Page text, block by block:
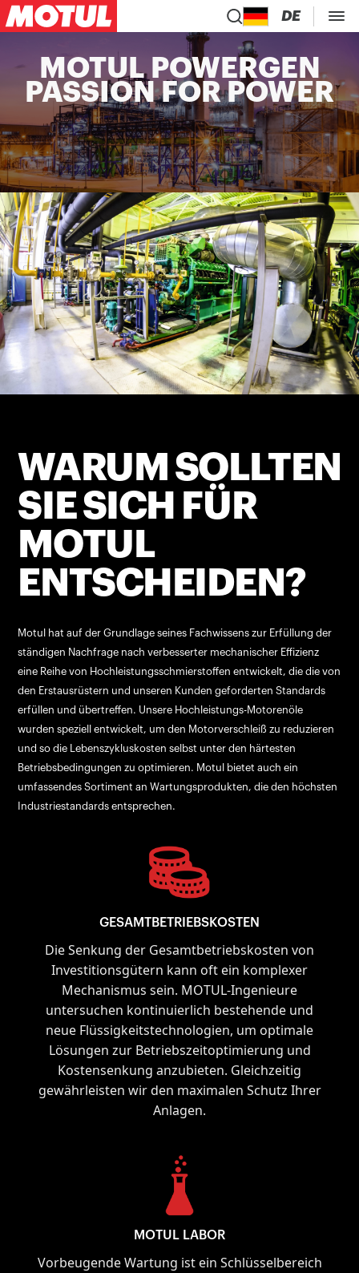
DE
MOTUL POWERGEN
PASSION FOR POWER
WARUM SOLLTEN
SIE SICH FÜR
MOTUL
ENTSCHEIDEN?
Motul hat auf der Grundlage seines Fachwissens zur Erfüllung der
ständigen Nachfrage nach verbesserter mechanischer Effizienz
eine Reihe von Hochleistungsschmierstoffen entwickelt, die die von
den Erstausrüstern und unseren Kunden geforderten Standards
erfüllen und übertreffen. Unsere Hochleistungs-Motorenöle
wurden speziell entwickelt, um den Motorverschleiß zu reduzieren
und so die Lebenszykluskosten selbst unter den härtesten
Betriebsbedingungen zu optimieren. Motul bietet auch ein
umfassendes Sortiment an Wartungsprodukten, die den höchsten
Industriestandards entsprechen.
GESAMTBETRIEBSKOSTEN
Die Senkung der Gesamtbetriebskosten von
Investitionsgütern kann oft ein komplexer
Mechanismus sein. MOTUL-Ingenieure
untersuchen kontinuierlich bestehende und
neue Flüssigkeitstechnologien, um optimale
Lösungen zur Betriebszeitoptimierung und
Kostensenkung anzubieten. Gleichzeitig
gewährleisten wir den maximalen Schutz Ihrer
Anlagen.
MOTUL LABOR
Vorbeugende Wartung ist ein Schlüsselbereich